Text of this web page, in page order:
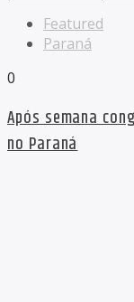
Featured
Paraná
0
Após semana
no Paraná